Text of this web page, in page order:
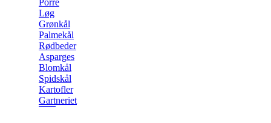
Porre
Løg
Grønkål
Palmekål
Rødbeder
Asparges
Blomkål
Spidskål
Kartofler
Gartneriet